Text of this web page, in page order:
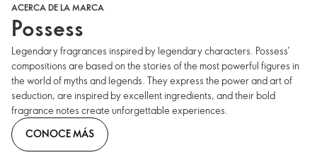
ACERCA DE LA MARCA
Possess
Legendary fragrances inspired by legendary characters. Possess’
compositions are based on the stories of the most powerful figures in
the world of myths and legends. They express the power and art of
seduction, are inspired by excellent ingredients, and their bold
fragrance notes create unforgettable experiences.
CONOCE MÁS